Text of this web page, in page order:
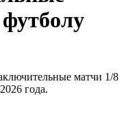
матчи 1/8
года.